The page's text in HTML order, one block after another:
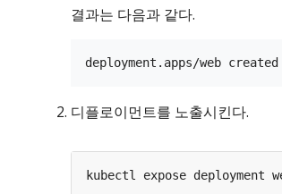
결과는 다음과 같다.
deployment.apps/web created
디플로이먼트를 노출시킨다.
kubectl expose deployment